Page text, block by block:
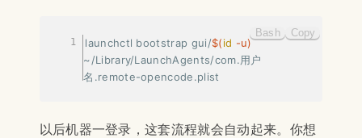
launchctl bootstrap gui/$(id -u)
~/Library/LaunchAgents/com.用户
名.remote-opencode.plist
Bash Copy
以后机器一登录，这套流程就会自动起来。你想